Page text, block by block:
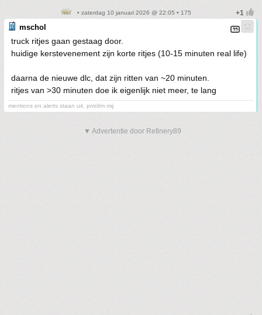
• zaterdag 10 januari 2026 @ 22:05 • 175
mschol
truck ritjes gaan gestaag door.
huidige kerstevenement zijn korte ritjes (10-15 minuten real life)
daarna de nieuwe dlc, dat zijn ritten van ~20 minuten.
ritjes van >30 minuten doe ik eigenlijk niet meer, te lang
mentions en alerts staan uit, pm/dm mij
▼ Advertentie door Refinery89